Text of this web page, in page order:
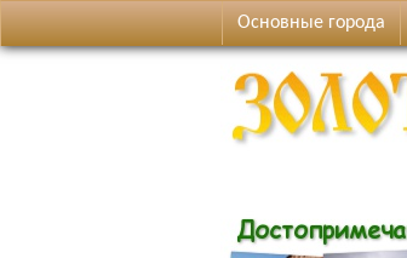
Основные города